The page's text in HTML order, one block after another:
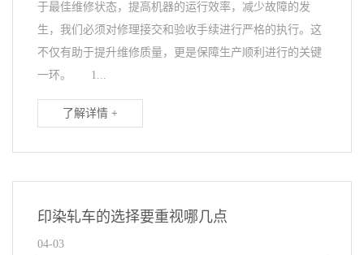
于最佳维修状态，提高机器的运行效率，减少故障的发
生，我们必须对修理接交和验收手续进行严格的执行。这
不仅有助于提升维修质量，更是保障生产顺利进行的关键
一环。 1...
了解详情 +
印染轧车的选择要重视哪几点
04-03